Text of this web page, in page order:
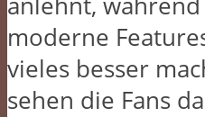
moderne
vieles besser
sehen die Fans